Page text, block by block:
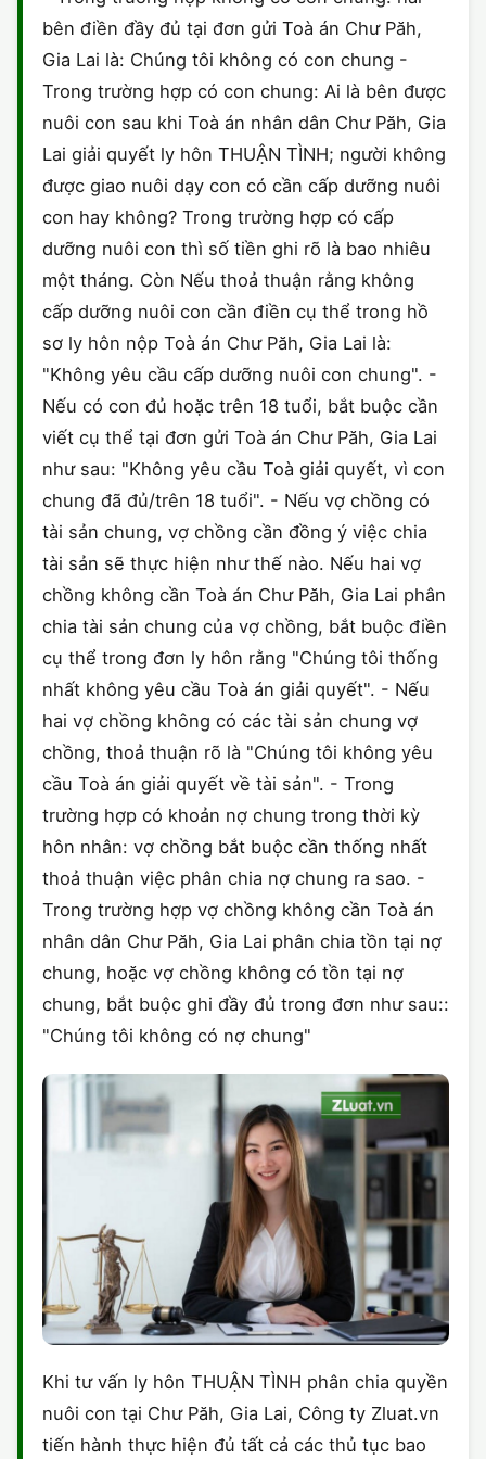
HÔN NHÂN VÀ GIA ĐÌNH
LAO ĐỘNG
SỞ HỮU TRÍ TUỆ
THUẾ - BẢO HIỂM
GIẤY PHÉP CON
HÌNH SỰ
HÔN NHÂN - GIA ĐÌNH
LAO ĐỘNG
SỞ HỮU TRÍ TUỆ
THỪA KẾ - DI CHÚC
THUẾ VÀ KẾ TOÁN
ĐĂNG KÝ XE
HÀNH CHÍNH
DOANH NGHIỆP
HỘ KINH DOANH
SỞ HỮU TRÍ TUỆ
LÝ LỊCH TƯ PHÁP
TRÍCH LỤC HỘ TỊCH
CÔNG BỐ SẢN PHẨM
GIẤY PHÉP LAO ĐỘNG
CHỨNG NHẬN HACCP
ĐẤT ĐAI
HÌNH SỰ
HỢP ĐỒNG
TỐ TỤNG
KHÁC
bên điền đầy đủ tại đơn gửi Toà án Chư Păh,
Gia Lai là: Chúng tôi không có con chung -
Trong trường hợp có con chung: Ai là bên được
nuôi con sau khi Toà án nhân dân Chư Păh, Gia
Lai giải quyết ly hôn THUẬN TÌNH; người không
được giao nuôi dạy con có cần cấp dưỡng nuôi
con hay không? Trong trường hợp có cấp
dưỡng nuôi con thì số tiền ghi rõ là bao nhiêu
một tháng. Còn Nếu thoả thuận rằng không
cấp dưỡng nuôi con cần điền cụ thể trong hồ
sơ ly hôn nộp Toà án Chư Păh, Gia Lai là:
"Không yêu cầu cấp dưỡng nuôi con chung". -
Nếu có con đủ hoặc trên 18 tuổi, bắt buộc cần
viết cụ thể tại đơn gửi Toà án Chư Păh, Gia Lai
như sau: "Không yêu cầu Toà giải quyết, vì con
chung đã đủ/trên 18 tuổi". - Nếu vợ chồng có
tài sản chung, vợ chồng cần đồng ý việc chia
tài sản sẽ thực hiện như thế nào. Nếu hai vợ
chồng không cần Toà án Chư Păh, Gia Lai phân
chia tài sản chung của vợ chồng, bắt buộc điền
cụ thể trong đơn ly hôn rằng "Chúng tôi thống
nhất không yêu cầu Toà án giải quyết". - Nếu
hai vợ chồng không có các tài sản chung vợ
chồng, thoả thuận rõ là "Chúng tôi không yêu
cầu Toà án giải quyết về tài sản". - Trong
trường hợp có khoản nợ chung trong thời kỳ
hôn nhân: vợ chồng bắt buộc cần thống nhất
thoả thuận việc phân chia nợ chung ra sao. -
Trong trường hợp vợ chồng không cần Toà án
nhân dân Chư Păh, Gia Lai phân chia tồn tại nợ
chung, hoặc vợ chồng không có tồn tại nợ
chung, bắt buộc ghi đầy đủ trong đơn như sau::
"Chúng tôi không có nợ chung"
Khi tư vấn ly hôn THUẬN TÌNH phân chia quyền
nuôi con tại Chư Păh, Gia Lai, Công ty Zluat.vn
tiến hành thực hiện đủ tất cả các thủ tục bao